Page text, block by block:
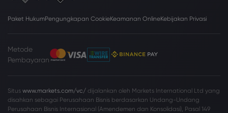
Paket HukumPengungkapan CookieKeamanan OnlineKebijakan Privasi
Metode
Pembayaran
Situs www.markets.com/vc/ dijalankan oleh Markets International Ltd yang
disahkan sebagai Perusahaan Bisnis berdasarkan Undang-Undang
Perusahaan Bisnis Internasional (Amendemen dan Konsolidasi), Pasal 149